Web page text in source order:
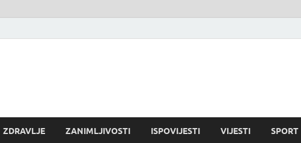
ZDRAVLJE ZANIMLJIVOSTI ISPOVIJESTI VIJESTI SPORT